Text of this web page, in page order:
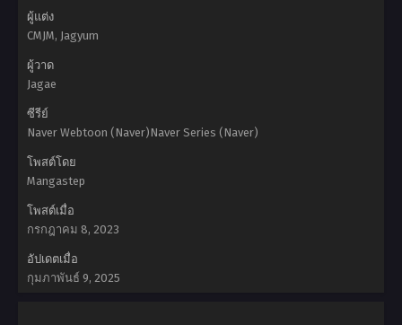
ผู้แต่ง
CMJM, Jagyum
ผู้วาด
Jagae
ซีรีย์
Naver Webtoon (Naver)Naver Series (Naver)
โพสต์โดย
Mangastep
โพสต์เมื่อ
กรกฎาคม 8, 2023
อัปเดตเมื่อ
กุมภาพันธ์ 9, 2025